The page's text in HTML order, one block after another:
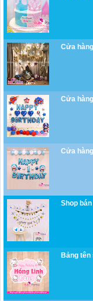
Cửa
Cửa
Cửa
Shop
Bảng tên